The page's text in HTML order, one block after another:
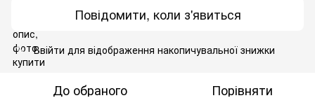
Повідомити, коли з'явиться
% Ввійти для відображення накопичувальної знижки
До обраного Порівняти